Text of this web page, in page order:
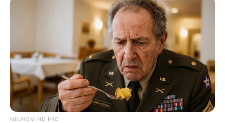
NEUROMIND PRO